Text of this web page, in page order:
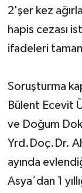
2'şer kez
hapis cezası
ifadeleri
Soruşturma
Bülent Ecevit
ve Doğum
Yrd.Doç.Dr.
ayında
Asya´dan 1